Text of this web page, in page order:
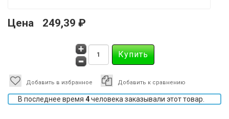
Цена 249,39 ₽
Добавить в избранное Добавить к сравнению
В последнее время 4человека заказывали этот товар.